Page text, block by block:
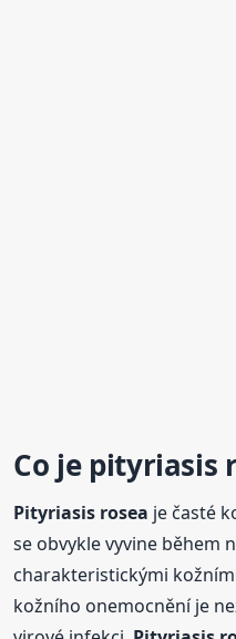
Co je pityriasis
Pityriasis rosea je časté
se obvykle vyvine během
charakteristickými
kožního onemocnění je